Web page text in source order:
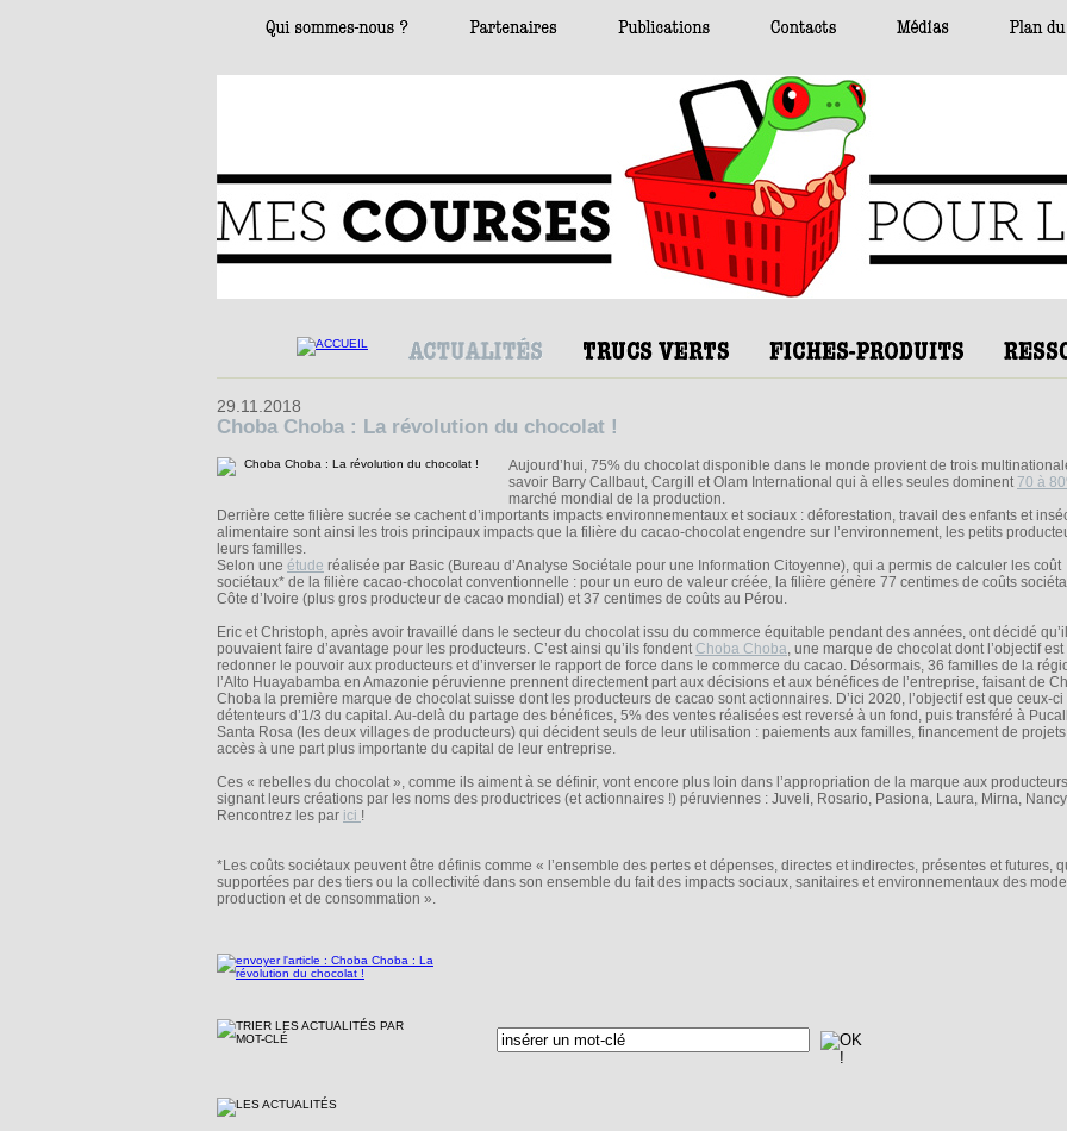
29.11.2018
Choba Choba : La révolution du chocolat !
Aujourd’hui, 75% du chocolat disponible dans le monde provient de trois
savoir Barry Callbaut, Cargill et Olam International qui à elles seules dominent 70 à
marché mondial de la production.
Derrière cette filière sucrée se cachent d’importants impacts environnementaux et sociaux : déforestation, travail des enfants et
alimentaire sont ainsi les trois principaux impacts que la filière du cacao-chocolat engendre sur l’environnement, les petits
leurs familles.
Selon une étude réalisée par Basic (Bureau d’Analyse Sociétale pour une Information Citoyenne), qui a permis de calculer les coût
sociétaux* de la filière cacao-chocolat conventionnelle : pour un euro de valeur créée, la filière génère 77 centimes de coûts
Côte d’Ivoire (plus gros producteur de cacao mondial) et 37 centimes de coûts au Pérou.
Eric et Christoph, après avoir travaillé dans le secteur du chocolat issu du commerce équitable pendant des années, ont décidé
pouvaient faire d’avantage pour les producteurs. C’est ainsi qu’ils fondentChoba Choba, une marque de chocolat dont l’objectif est
redonner le pouvoir aux producteurs et d’inverser le rapport de force dans le commerce du cacao. Désormais, 36 familles de la
l’Alto Huayabamba en Amazonie péruvienne prennent directement part aux décisions et aux bénéfices de l’entreprise, faisant de
Choba la première marque de chocolat suisse dont les producteurs de cacao sont actionnaires. D’ici 2020, l’objectif est que ceux-ci
détenteurs d’1/3 du capital. Au-delà du partage des bénéfices, 5% des ventes réalisées est reversé à un fond, puis transféré à
Santa Rosa (les deux villages de producteurs) qui décident seuls de leur utilisation : paiements aux familles, financement de
accès à une part plus importante du capital de leur entreprise.
Ces « rebelles du chocolat », comme ils aiment à se définir, vont encore plus loin dans l’appropriation de la marque aux
signant leurs créations par les noms des productrices (et actionnaires !) péruviennes : Juveli, Rosario, Pasiona, Laura, Mirna,
Rencontrez les par ici !
*Les coûts sociétaux peuvent être définis comme « l’ensemble des pertes et dépenses, directes et indirectes, présentes et futures,
supportées par des tiers ou la collectivité dans son ensemble du fait des impacts sociaux, sanitaires et environnementaux des
production et de consommation ».